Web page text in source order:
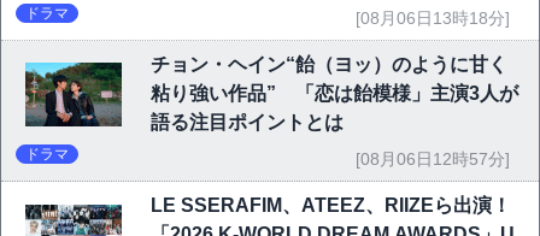
ドラマ [08月06日13時18分]
チョン・ヘイン“飴（ヨッ）のように甘く
粘り強い作品” 「恋は飴模様」主演3人が
語る注目ポイントとは
ドラマ [08月06日12時57分]
LE SSERAFIM、ATEEZ、RIIZEら出演！